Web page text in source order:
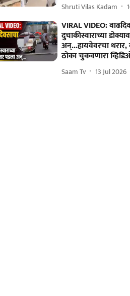
Shruti Vilas Kadam
VIRAL VIDEO:
दुचाकीस्वाराच्या
अन्...हायवेवरचा
ठोका चुकवणारा
Saam Tv 13 Jul 2026